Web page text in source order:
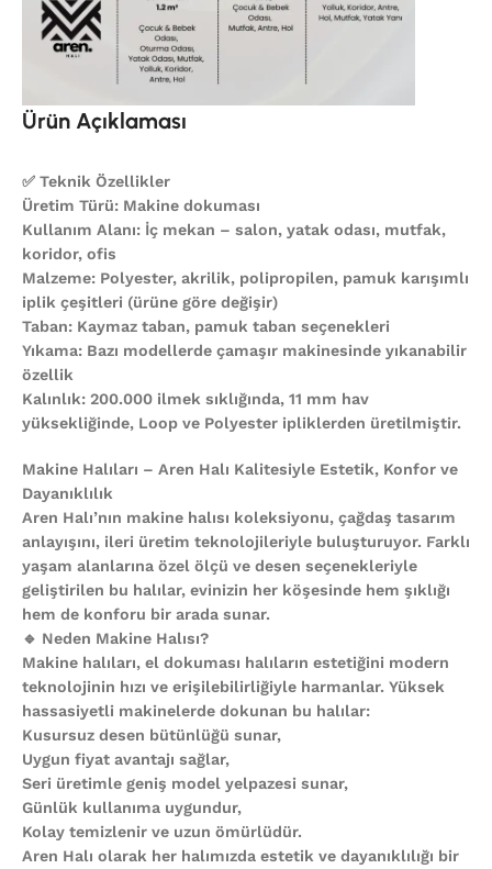
Ürün Açıklaması
✅ Teknik Özellikler
Üretim Türü: Makine dokuması
Kullanım Alanı: İç mekan – salon, yatak odası, mutfak,
koridor, ofis
Malzeme: Polyester, akrilik, polipropilen, pamuk karışımlı
iplik çeşitleri (ürüne göre değişir)
Taban: Kaymaz taban, pamuk taban seçenekleri
Yıkama: Bazı modellerde çamaşır makinesinde yıkanabilir
özellik
Kalınlık: 200.000 ilmek sıklığında, 11 mm hav
yüksekliğinde, Loop ve Polyester ipliklerden üretilmiştir.
Makine Halıları – Aren Halı Kalitesiyle Estetik, Konfor ve
Dayanıklılık
Aren Halı’nın makine halısı koleksiyonu, çağdaş tasarım
anlayışını, ileri üretim teknolojileriyle buluşturuyor. Farklı
yaşam alanlarına özel ölçü ve desen seçenekleriyle
geliştirilen bu halılar, evinizin her köşesinde hem şıklığı
hem de konforu bir arada sunar.
🔹 Neden Makine Halısı?
Makine halıları, el dokuması halıların estetiğini modern
teknolojinin hızı ve erişilebilirliğiyle harmanlar. Yüksek
hassasiyetli makinelerde dokunan bu halılar:
Kusursuz desen bütünlüğü sunar,
Uygun fiyat avantajı sağlar,
Seri üretimle geniş model yelpazesi sunar,
Günlük kullanıma uygundur,
Kolay temizlenir ve uzun ömürlüdür.
Aren Halı olarak her halımızda estetik ve dayanıklılığı bir